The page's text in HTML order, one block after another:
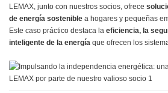
LEMAX, junto con nuestros socios, ofrece
de energía sostenible a hogares y pequeñas
Este caso práctico destaca la eficiencia, la
inteligente de la energía que ofrecen los